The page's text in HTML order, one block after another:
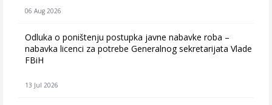
06 Aug 2026
Odluka o poništenju postupka javne nabavke roba –
nabavka licenci za potrebe Generalnog sekretarijata Vlade
FBiH
13 Jul 2026